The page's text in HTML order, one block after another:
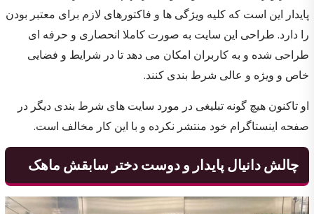
پایدار این است که کلیه ویژگی ها و فاکتورهای لازم برای معتبر بودن
را دارد. طراحی این سایت به صورت کاملا انحصاری و حرفه ای
طراحی شده و به کاربران امکان می دهد تا در شرایط و فضایی
خاص و ویژه و عالی شرط بندی کنند.
او تاکنون هیچ گونه تبلیغی در مورد سایت های شرط بندی دیگر در
صفحه اینستاگرام خود منتشر نکرده و با این کار مخالف است.
چالش دانیال پایدار و دوست دختر سابقش ماهک